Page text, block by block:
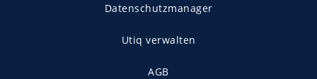
Datenschutzmanager
Utiq verwalten
AGB